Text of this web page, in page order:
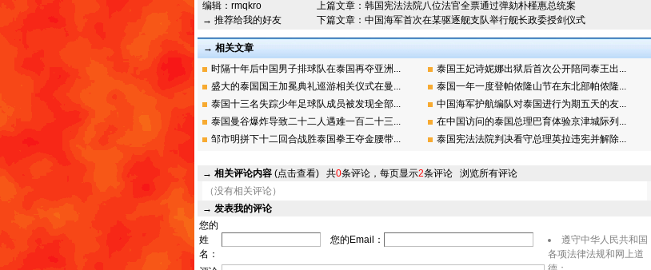
编辑： rmqkro
→ 推荐给我的好友
上篇文章： 韩国宪法法院八位法官全票通过弹劾朴槿惠总统案
下篇文章： 中国海军首次在某驱逐舰支队举行舰长政委授剑仪式
→ 相关文章
时隔十年后中国男子排球队在泰国再夺亚洲...
泰国王妃诗妮娜出狱后首次公开陪同泰王出...
盛大的泰国国王加冕典礼巡游相关仪式在曼...
泰国一年一度登帕侬隆山节在东北部帕侬隆...
泰国十三名失踪少年足球队成员被发现全部...
中国海军护航编队对泰国进行为期五天的友...
泰国曼谷爆炸导致二十二人遇难一百二十三...
在中国访问的泰国总理巴育体验京津城际列...
邹市明拼下十二回合战胜泰国拳王夺金腰带...
泰国宪法法院判决看守总理英拉违宪并解除...
→ 相关评论内容 (点击查看) 共0条评论，每页显示2条评论 浏览所有评论
（没有相关评论）
→ 发表我的评论
您的
姓
名：
您的Email：
遵守中华人民共和国
各项法律法规和网上道